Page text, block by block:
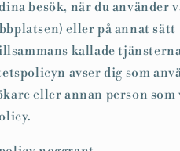
besök, när du använder
eller på annat sätt
kallade
avser dig som
eller annan person som